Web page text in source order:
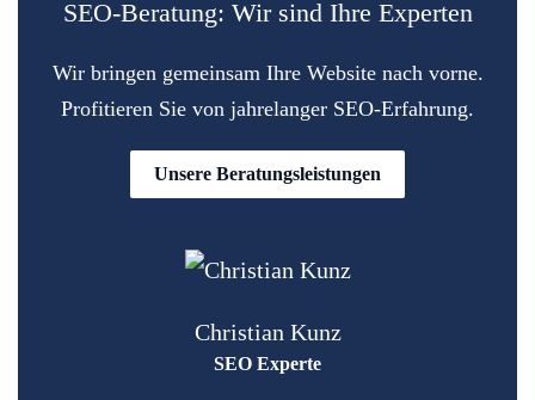
SEO-Beratung: Wir sind Ihre Experten
Wir bringen gemeinsam Ihre Website nach vorne.
Profitieren Sie von jahrelanger SEO-Erfahrung.
Unsere Beratungsleistungen
Christian Kunz
SEO Experte